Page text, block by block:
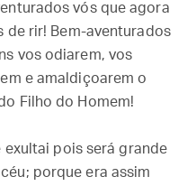
vós que agora
de rir! Bem-aventurados
vos odiarem, vos
e amaldiçoarem o
Filho do Homem!
exultai pois será grande
porque era assim